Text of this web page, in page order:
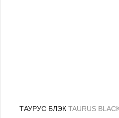
ТАУРУС БЛЭК TAURUS